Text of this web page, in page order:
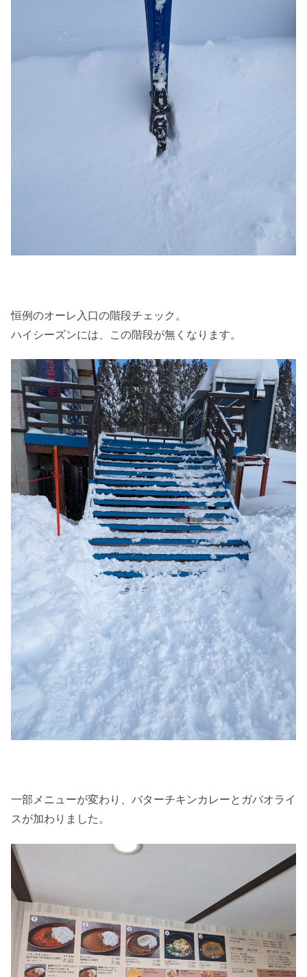
恒例のオーレ入口の階段チェック。
ハイシーズンには、この階段が無くなります。
一部メニューが変わり、バターチキンカレーとガバオライ
スが加わりました。